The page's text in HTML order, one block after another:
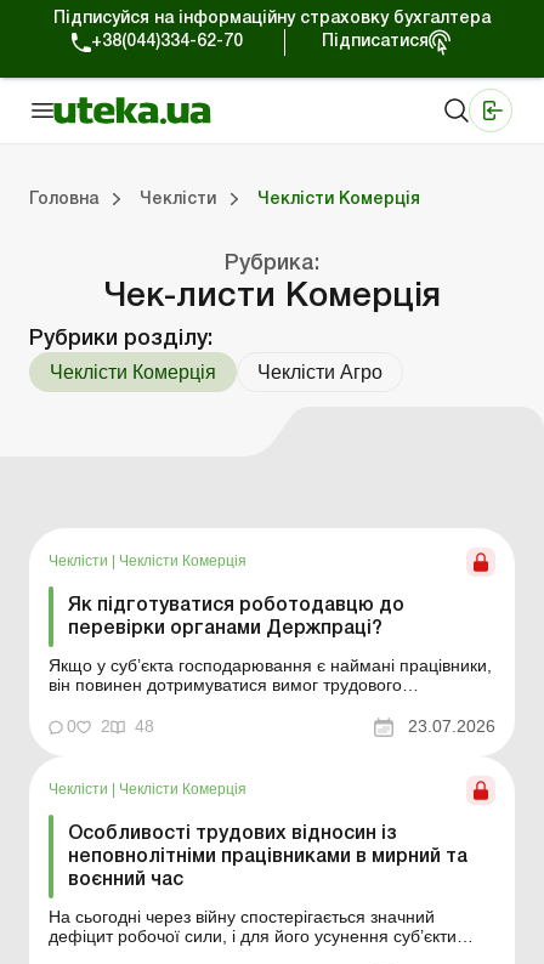
Підписуйся на інформаційну страховку бухгалтера
+38(044)334-62-70
Підписатися
Головна Чеклісти Чеклісти Комерція
Рубрика:
Чек-листи Комерція
Рубрики розділу:
Чеклісти Комерція Чеклісти Агро
Чеклісти Чеклісти Комерція
Як підготуватися роботодавцю до
перевірки органами Держпраці?
Якщо у суб’єкта господарювання є наймані працівники,
він повинен дотримуватися вимог трудового
виконанням цих вимог уповноважені органи Держпраці.
Вони здійснюють контроль, зокрема, шляхом
органами Де...
0 2 48 23.07.2026
Чеклісти Чеклісти Комерція
Особливості трудових відносин із
неповнолітніми працівниками в мирний та
воєнний час
На сьогодні через війну спостерігається значний
дефіцит робочої сили, і для його усунення суб’єкти